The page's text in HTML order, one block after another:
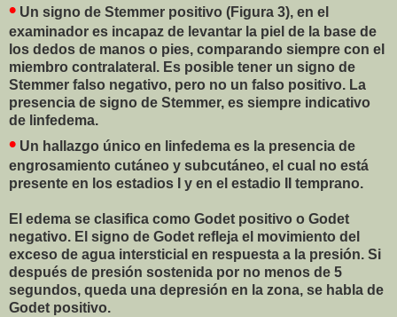
• Un signo de Stemmer positivo (Figura 3), en el
examinador es incapaz de levantar la piel de la base de
los dedos de manos o pies, comparando siempre con el
miembro contralateral. Es posible tener un signo de
Stemmer falso negativo, pero no un falso positivo. La
presencia de signo de Stemmer, es siempre indicativo
de linfedema.
• Un hallazgo único en linfedema es la presencia de
engrosamiento cutáneo y subcutáneo, el cual no está
presente en los estadios I y en el estadio II temprano.
El edema se clasifica como Godet positivo o Godet
negativo. El signo de Godet refleja el movimiento del
exceso de agua intersticial en respuesta a la presión. Si
después de presión sostenida por no menos de 5
segundos, queda una depresión en la zona, se habla de
Godet positivo.